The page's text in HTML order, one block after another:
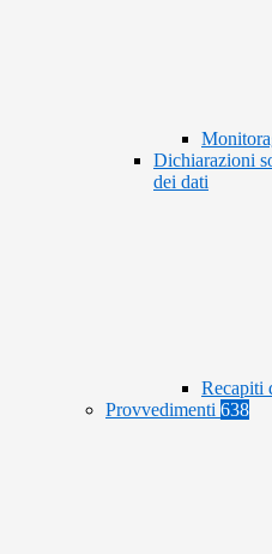
Dichiarazioni
dei dati
Recapiti
Provvedimenti 638